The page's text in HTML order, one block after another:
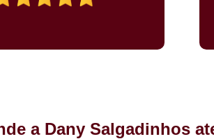
a Dany Salgadinhos